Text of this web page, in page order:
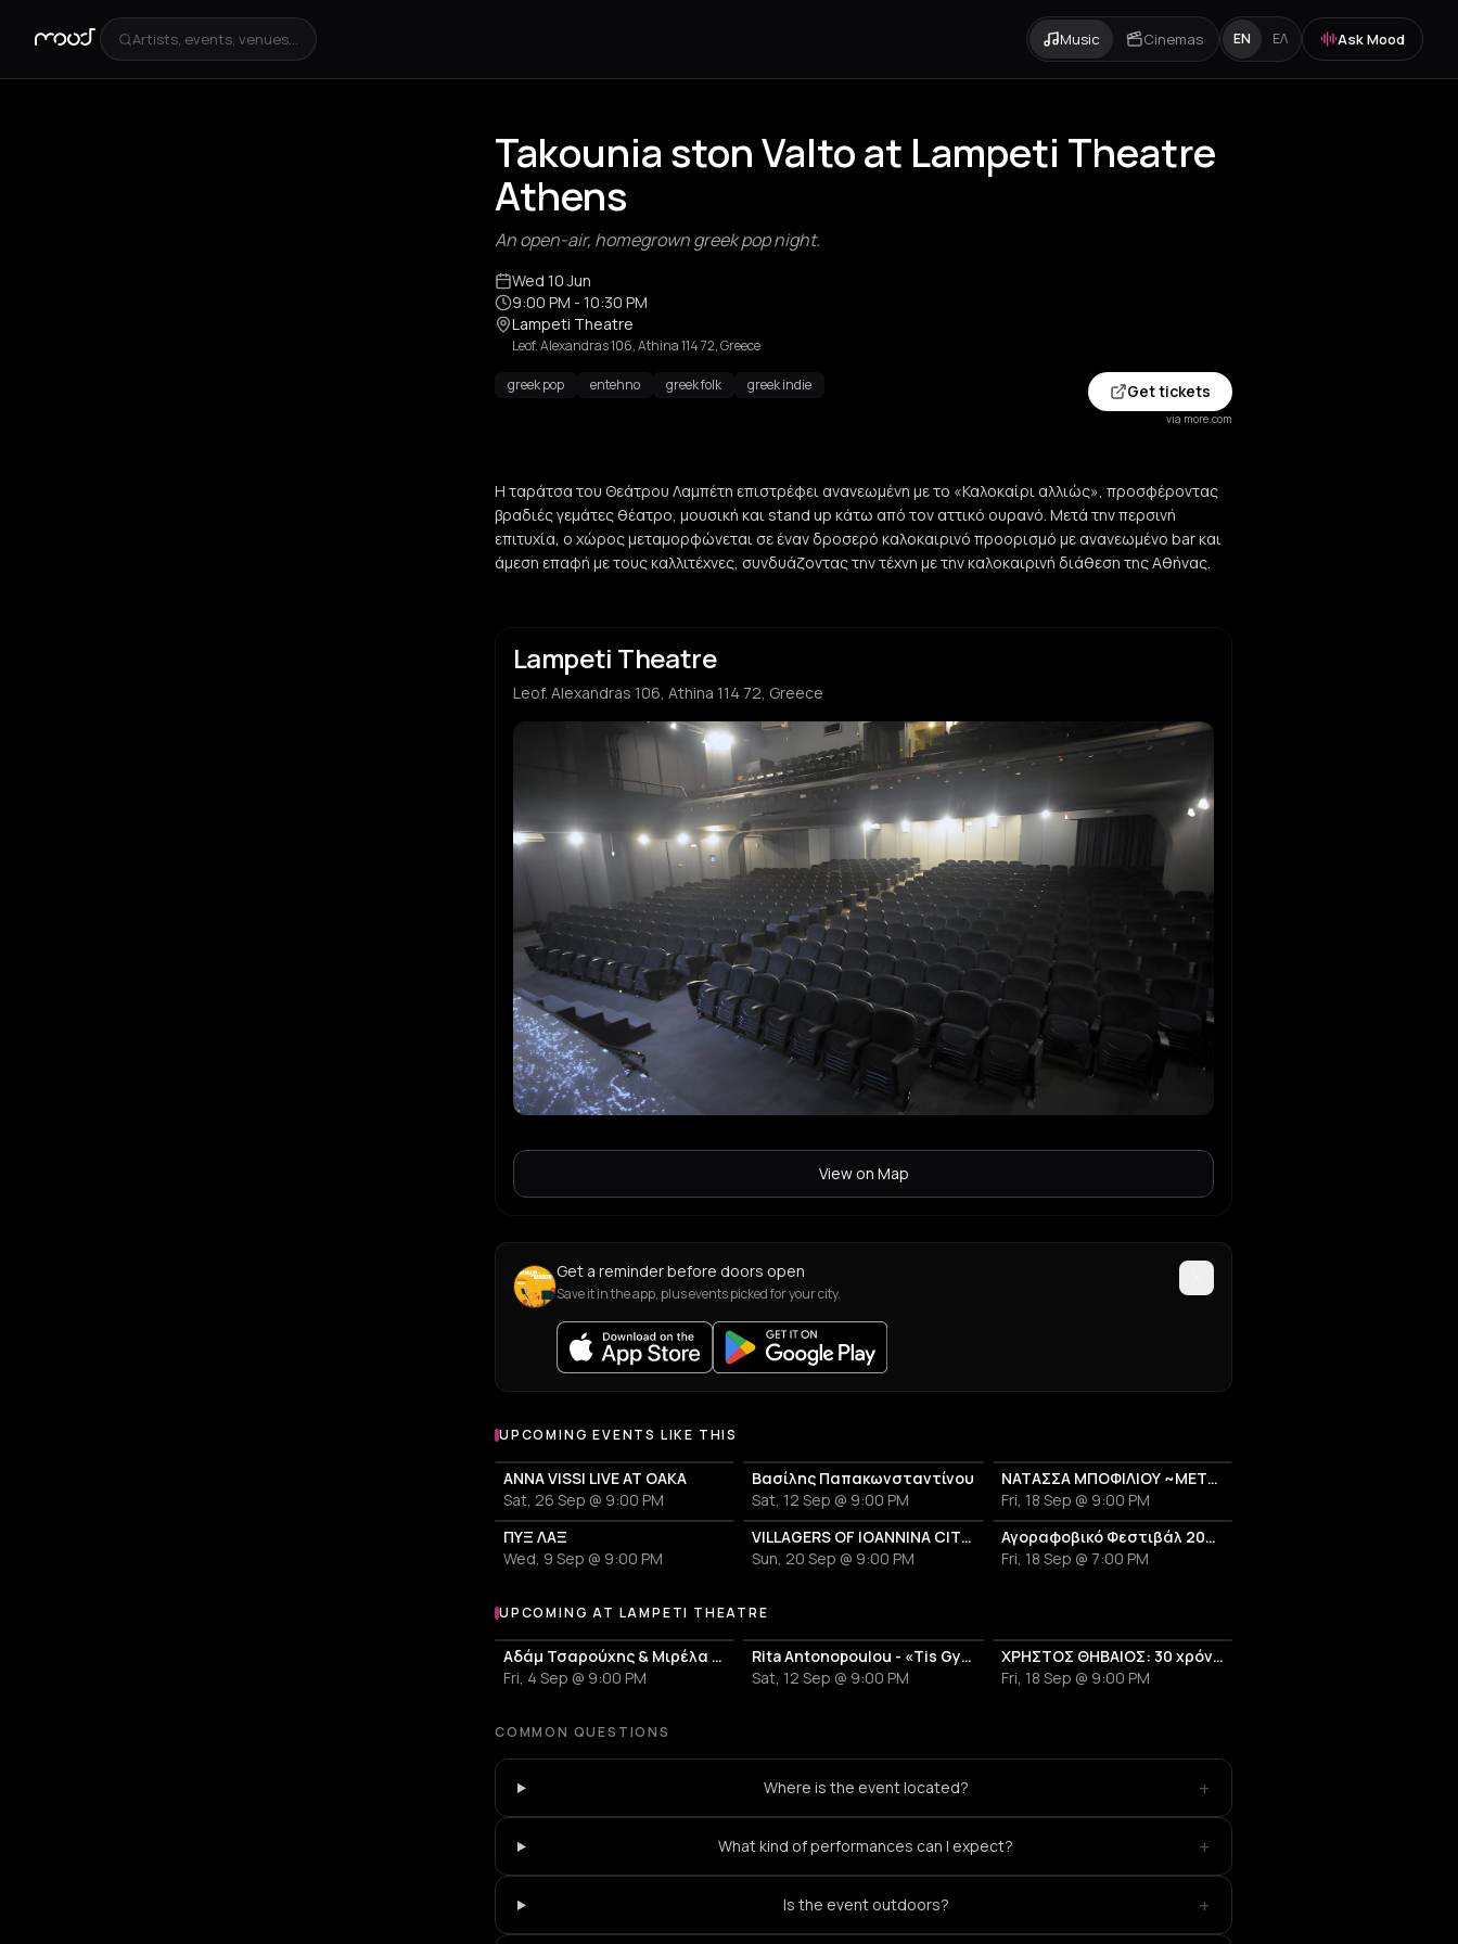
Artists, events, venues... Music Cinemas EN ΕΛ Ask Mood
Takounia ston Valto at Lampeti Theatre
Athens
An open-air, homegrown greek pop night.
Wed 10 Jun
9:00 PM - 10:30 PM
Lampeti Theatre
Leof. Alexandras 106, Athina 114 72, Greece
greek pop entehno greek folk greek indie Get tickets
via more.com
Η ταράτσα του Θεάτρου Λαμπέτη επιστρέφει ανανεωμένη με το «Καλοκαίρι αλλιώς», προσφέροντας
βραδιές γεμάτες θέατρο, μουσική και stand up κάτω από τον αττικό ουρανό. Μετά την περσινή
επιτυχία, ο χώρος μεταμορφώνεται σε έναν δροσερό καλοκαιρινό προορισμό με ανανεωμένο bar και
άμεση επαφή με τους καλλιτέχνες, συνδυάζοντας την τέχνη με την καλοκαιρινή διάθεση της Αθήνας.
Lampeti Theatre
Leof. Alexandras 106, Athina 114 72, Greece
View on Map
Get a reminder before doors open
Save it in the app, plus events picked for your city.
UPCOMING EVENTS LIKE THIS
ANNA VISSI LIVE AT OAKA
Sat, 26 Sep @ 9:00 PM
Βασίλης Παπακωνσταντίνου
Sat, 12 Sep @ 9:00 PM
ΝΑΤΑΣΣΑ ΜΠΟΦΙΛΙΟΥ ~ΜΕΤΡΗΜΑ~
Fri, 18 Sep @ 9:00 PM
ΠΥΞ ΛΑΞ
Wed, 9 Sep @ 9:00 PM
VILLAGERS OF IOANNINA CITY - VENCEREMOS 2026
Sun, 20 Sep @ 9:00 PM
Αγοραφοβικό Φεστιβάλ 2026
Fri, 18 Sep @ 7:00 PM
More events at Lampeti Theatre
UPCOMING AT LAMPETI THEATRE
Αδάμ Τσαρούχης & Μιρέλα Πάχου
Fri, 4 Sep @ 9:00 PM
Rita Antonopoulou - «Tis Gynaikas sou i kardia»
Sat, 12 Sep @ 9:00 PM
ΧΡΗΣΤΟΣ ΘΗΒΑΙΟΣ: 30 χρόνια μέρες αδέσποτες
Fri, 18 Sep @ 9:00 PM
COMMON QUESTIONS
Where is the event located? +
What kind of performances can I expect? +
Is the event outdoors? +